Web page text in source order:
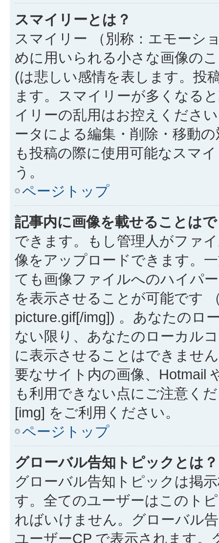
スマイリーとは？
スマイリー （別称：エモーシ
めに用いられる小さな画像の
(は悲しい感情を表します。投
ます。スマイリーが多くなる
イリーの乱用はお控えくださ
ータによる編集・削除・移動
も投稿の際に使用可能なスマ
う。
ページトップ
記事内に画像を載せることは
できます。もし管理人がファ
像をアップロードできます。
ても画像ファイルへのハイパ
を表示させることが可能です
picture.gif[/img]) 。あなたのロ
ない限り、あなたのローカル
に表示させることはできませ
要なサイト内の画像、Hotmail
も利用できない点にご注意く
[img] をご利用ください。
ページトップ
グローバル告知トピックとは？
グローバル告知トピックは掲
す。全てのユーザーはこのト
ればいけません。グローバル
ユーザーCP で表示されます